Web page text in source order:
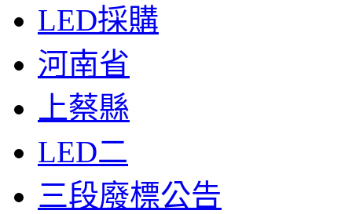
LED採購
河南省
上蔡縣
LED二
三段廢標公告